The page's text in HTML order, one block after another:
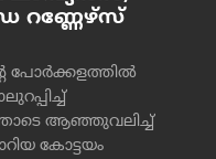
റണ്ണേഴ്‌സ്
പോര്‍ക്കളത്തില്‍
ആഞ്ഞുവലിച്ച്
കോട്ടയം